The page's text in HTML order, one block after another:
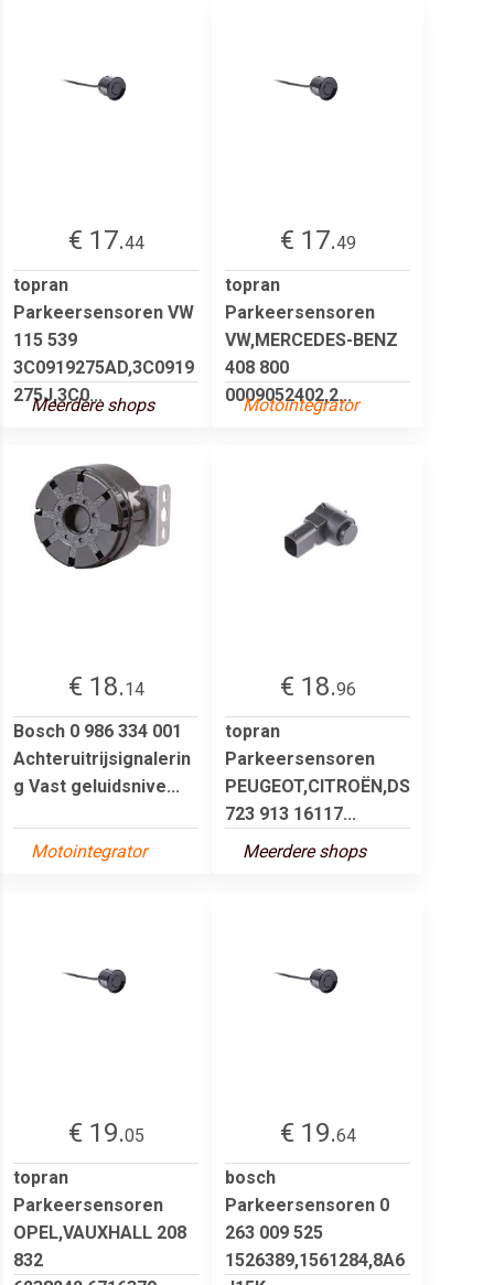
€ 17.44
topran
Parkeersensoren VW
115 539
3C0919275AD,3C0919
275J,3C0...
Meerdere shops
€ 17.49
topran
Parkeersensoren
VW,MERCEDES-BENZ
408 800
0009052402,2...
Motointegrator
€ 18.14
Bosch 0 986 334 001
Achteruitrijsignalerin
g Vast geluidsnive...
Motointegrator
€ 18.96
topran
Parkeersensoren
PEUGEOT,CITROËN,DS
723 913 16117...
Meerdere shops
€ 19.05
topran
Parkeersensoren
OPEL,VAUXHALL 208
832
€ 19.64
bosch
Parkeersensoren 0
263 009 525
1526389,1561284,8A6